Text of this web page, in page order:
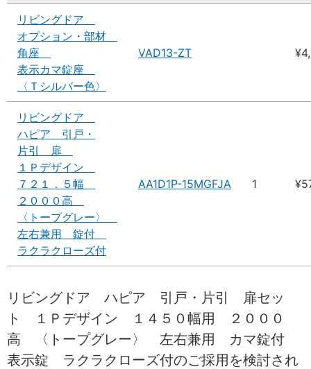
リビングドア
オプション・部材
角座
表示カマ錠座
〈Ｔシルバー色〉
VAD13-ZT
リビングドア
ハピア 引戸・
片引 扉
１Ｐデザイン
７２１．５幅
２０００高
〈トープグレー〉
左右兼用 錠付
ラクラクローズ付
AA1D1P-15MGFJA 1
リビングドア ハピア 引戸・片引 扉セッ
ト １Ｐデザイン １４５０幅用 ２０００
高 〈トープグレー〉 左右兼用 カマ錠付
表示錠 ラクラクローズ付のご採用を検討され